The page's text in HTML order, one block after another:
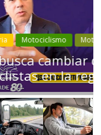
Motos Movilidad
destino de